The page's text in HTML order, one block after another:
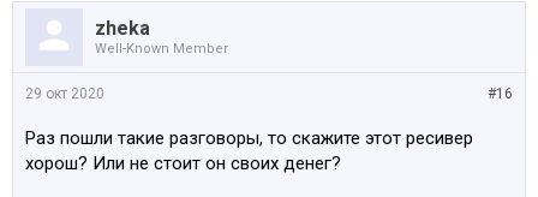
zheka
Well-Known Member
#16
29 окт 2020
Раз пошли такие разговоры, то скажите этот ресивер
хорош? Или не стоит он своих денег?